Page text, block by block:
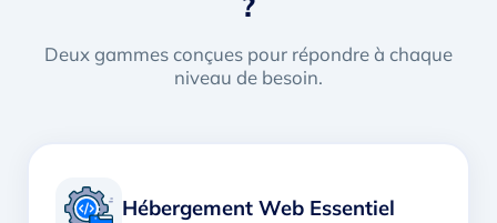
Deux gammes conçues pour répondre à chaque
niveau de besoin.
Hébergement Web Essentiel